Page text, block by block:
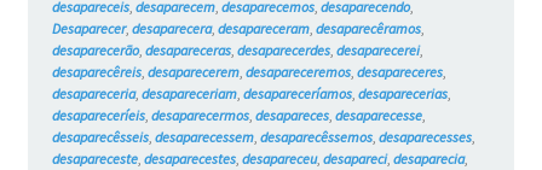
desapareceis, desaparecem, desaparecemos, desaparecendo,
Desaparecer, desaparecera, desapareceram, desaparecêramos,
desaparecerão, desapareceras, desaparecerdes, desaparecerei,
desaparecêreis, desaparecerem, desapareceremos, desapareceres,
desapareceria, desapareceriam, desapareceríamos, desaparecerias,
desapareceríeis, desaparecermos, desapareces, desaparecesse,
desaparecêsseis, desaparecessem, desaparecêssemos, desaparecesses,
desapareceste, desaparecestes, desapareceu, desapareci, desaparecia,